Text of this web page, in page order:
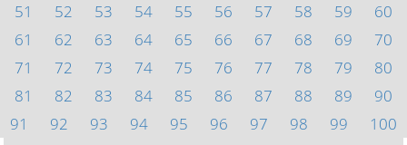
51
52 53 54 55 56 57 58 59
60
61
62 63 64 65 66 67 68 69
70
71
72 73 74 75 76 77 78 79
80
81
82 83 84 85 86 87 88 89
90
91
92 93 94 95 96 97 98 99
100